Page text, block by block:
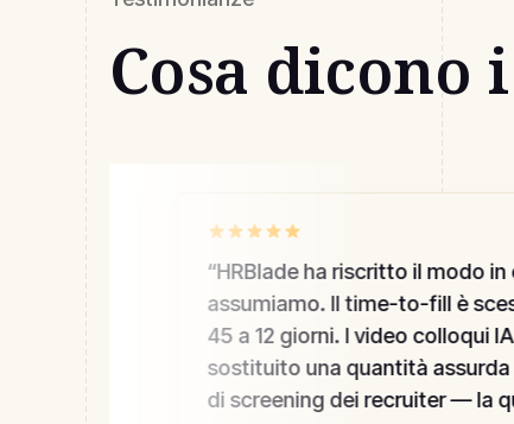
Cosa
HRBlade ha riscritto il modo in
assumiamo. Il time-to-fill è
45 a 12 giorni. I video colloqui IA
sostituito una quantità assurda
di screening dei recruiter — la